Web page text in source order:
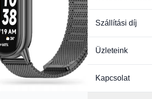
Szállítási díj
Üzleteink
Kapcsolat